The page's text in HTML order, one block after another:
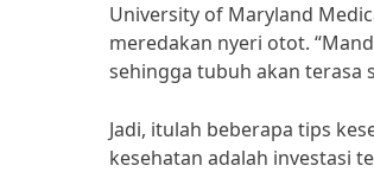
University of Maryland
meredakan nyeri otot.
sehingga tubuh akan terasa
Jadi, itulah beberapa tips
kesehatan adalah investasi